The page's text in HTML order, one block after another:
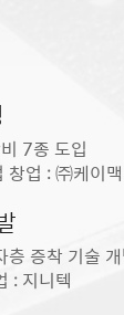
7종 도입
창업 : ㈜케이맥
층 증착 기술
: 지니텍